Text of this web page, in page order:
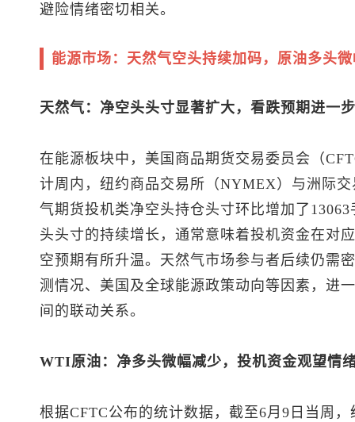
避险情绪密切相关。
能源市场：天然气空头持续加码，原油多头
天然气：净空头头寸显著扩大，看跌预期进一
在能源板块中，美国商品期货交易委员会（
计周内，纽约商品交易所（NYMEX）与洲际
气期货投机类净空头持仓头寸环比增加了
头头寸的持续增长，通常意味着投机资金在对
空预期有所升温。天然气市场参与者后续仍需
测情况、美国及全球能源政策动向等因素，进
间的联动关系。
WTI原油：净多头微幅减少，投机资金观望情
根据CFTC公布的统计数据，截至6月9日当周